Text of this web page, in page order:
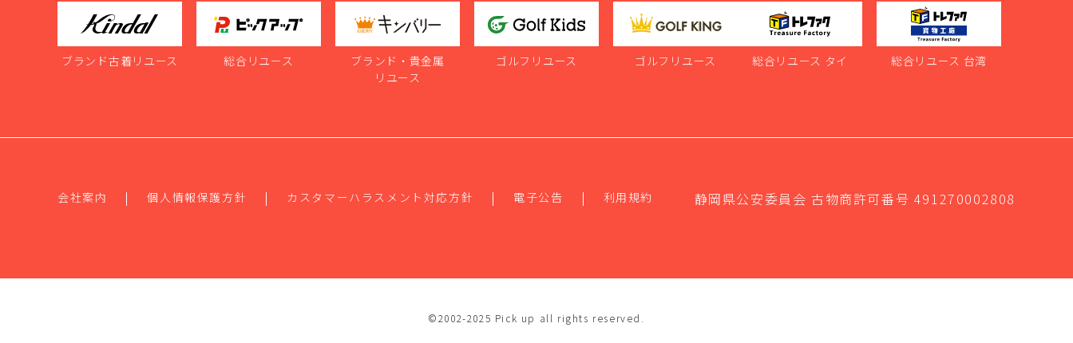
ブランド古着リユース 総合リユース
ブランド・貴金属
リユース
ゴルフリユース ゴルフリユース 総合リユース タイ 総合リユース 台湾
会社案内 個人情報保護方針 カスタマーハラスメント対応方針 電子公告 利用規約 静岡県公安委員会 古物商許可番号 491270002808
©2002-2025 Pick up all rights reserved.